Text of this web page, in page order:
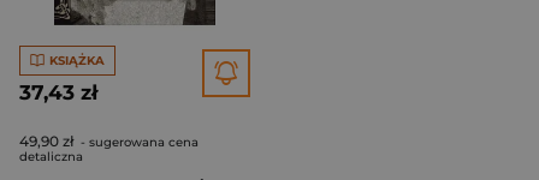
KSIĄŻKA
37,43 zł
49,90 zł - sugerowana cena
detaliczna